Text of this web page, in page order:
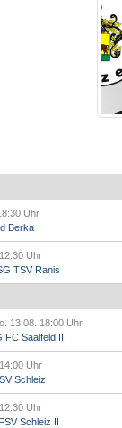
Uhr
Berka
Uhr
TSV Ranis
13.08. 18:00 Uhr
FC Saalfeld II
Uhr
Schleiz
Uhr
FSV Schleiz II